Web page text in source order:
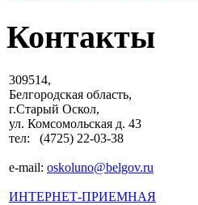
Контакты
309514,
Белгородская область,
г.Старый Оскол,
ул. Комсомольская д. 43
тел: (4725) 22-03-38
e-mail: oskoluno@belgov.ru
ИНТЕРНЕТ-ПРИЕМНАЯ